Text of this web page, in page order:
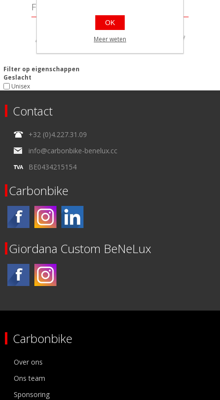
Filter op prijs
Filter op eigenschappen
Geslacht
Unisex
Contact
+32 (0)4.227.31.09
info@carbonbike-benelux.cc
BE0434215154
Carbonbike
Giordana Custom BeNeLux
Carbonbike
Over ons
Ons team
Sponsoring
OK
Meer weten